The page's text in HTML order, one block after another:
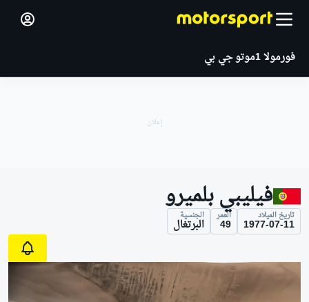
فورمولا 1 موتو جي بي
فيليبي بلميرو
تاريخ الميلاد
1977-07-11
العمر
49
الجنسية
البرتغال